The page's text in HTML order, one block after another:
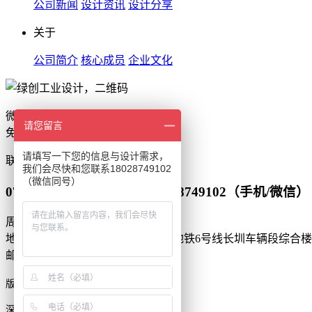
公司新闻 设计资讯 设计分享
关于
公司简介 核心成员 企业文化
微信扫一扫
免费获取设计报价
联系
0755-86550255（座机） 18028749102（手机/微信）
周一到周日 9:00-22:00
地址：深圳市光明区凤凰街道深圳地铁6号线长圳车辆段综合
邮箱：green_bd@163.com
版权所有 © 深圳市绿创
深圳市绿创工业设计有限公司
请您留言
请填写一下您的信息与设计需求，
我们会尽快和您联系18028749102
（微信同号）